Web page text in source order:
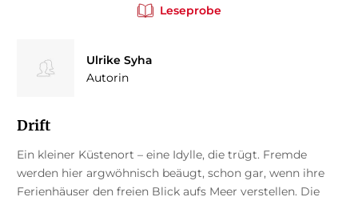
Leseprobe
Ulrike Syha
Autorin
Drift
Ein kleiner Küstenort – eine Idylle, die trügt. Fremde
werden hier argwöhnisch beäugt, schon gar, wenn ihre
Ferienhäuser den freien Blick aufs Meer verstellen. Die